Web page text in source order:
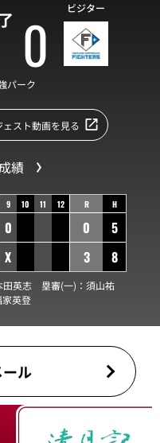
0 ビジター
パーク
ェスト動画を見る
績
9 10 11 12
0
X
R H
0
5
3
8
田英志 塁審(一)： 須山祐
家英登
ル